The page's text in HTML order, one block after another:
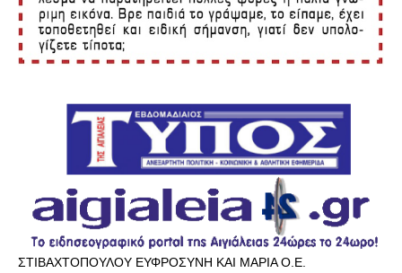
ΣΤΙΒΑΧΤΟΠΟΥΛΟΥ ΕΥΦΡΟΣΥΝΗ ΚΑΙ ΜΑΡΙΑ Ο.Ε.